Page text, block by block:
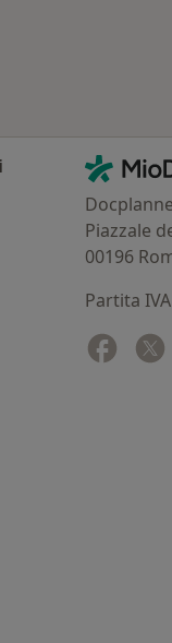
MioDottore -
Piazzale
00196
Partita
si